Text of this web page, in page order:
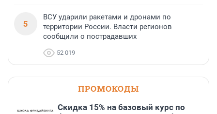
5
ВСУ ударили ракетами и дронами по
территории России. Власти регионов
сообщили о пострадавших
52 019
ПРОМОКОДЫ
Скидка 15% на базовый курс по